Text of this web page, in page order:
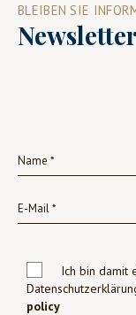
BLEIBEN SIE
Ich bin damit
policy